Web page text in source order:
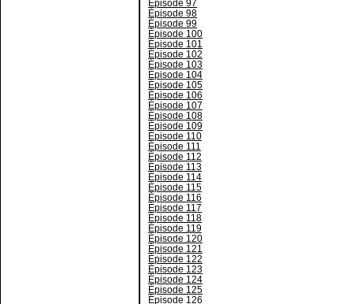
Épisode 97
Épisode 98
Épisode 99
Épisode 100
Épisode 101
Épisode 102
Épisode 103
Épisode 104
Épisode 105
Épisode 106
Épisode 107
Épisode 108
Épisode 109
Épisode 110
Épisode 111
Épisode 112
Épisode 113
Épisode 114
Épisode 115
Épisode 116
Épisode 117
Épisode 118
Épisode 119
Épisode 120
Épisode 121
Épisode 122
Épisode 123
Épisode 124
Épisode 125
Épisode 126